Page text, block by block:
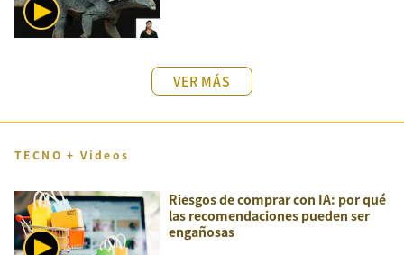
VER MÁS
TECNO + Videos
Riesgos de comprar con IA: por qué
las recomendaciones pueden ser
engañosas